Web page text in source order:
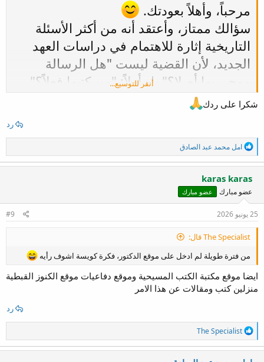
مرحباً، وأهلاً بعودتك.
سؤالك ممتاز، وأعتقد أنه من أكثر الأسئلة
التاريخية إثارة للاهتمام في دراسات العهد
الجديد، لأن القضية ليست "هل الرسالة
موحى بها أم لا؟" بل أولاً: "من كتبها فعلاً؟"
وهي مسألة تاريخية قبل أن تكون لاهوتية.
على درجة واحدة من الشك تجاه جميع
الرسائل. فهناك شبه إجماع أكاديمي على
أصالة بعض رسائل بولس مثل رومية،
وغلاطية، وكورنثوس الأولى والثانية، وفيلبي،
وفليمون، بينما يدور النقاش أساساً حول
أفسس، وكولوسي، وتسالونيكي الثانية، ثم
الرسائل الرعوية (تيموثاوس الأولى والثانية
وتيطس).
ما هي الأدلة التي يستند إليها المدافعون عن
الأصالة؟
شهادة التقليد الكنسي المبكر
كثير من هذه الرسائل كانت معروفة
أنقر للتوسيع...
شكرا على ردك
رد
ا
ل
ت
ا
ع
ا
ت
امل محمد عبد الصادق
karas karas
عضو مبارك عضو مبارك
25 يونيو 2026 #9
The Specialist قال:
من فترة طويلة لم ادخل على موقع الدكتور، فكرة كويسة اشوف رأيه
ايضا موقع مكتبة الكتب المسيحية وموقع دفاعيات موقع الكنوز القبطية
منزلين كتب ومقالات عن هذا الامر
رد
ا
ل
ت
The Specialist